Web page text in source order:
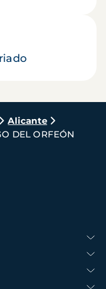
Alicante
DEL ORFEÓN